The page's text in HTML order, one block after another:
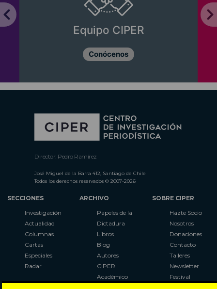
Equipo CIPER
Conócenos
Director: Pedro Ramírez
José Miguel de la Barra 412, Santiago de Chile
Todos los derechos reservados © 2007-2026
SECCIONES
Investigación
Actualidad
Columnas
Cartas
Especiales
Radar
ARCHIVO
Papeles de la
Dictadura
Libros
Blog
Autores
CIPER
Académico
SOBRE CIPER
Hazte Socio
Nosotros
Donaciones
Contacto
Talleres
Newsletter
Festival